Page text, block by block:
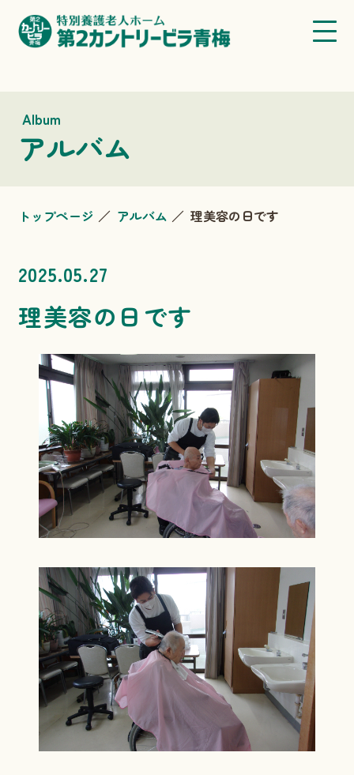
Album
アルバム
トップページ アルバム 理美容の日です
2025.05.27
理美容の日です